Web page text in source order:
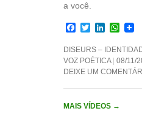
a você.
F
c
e
b
o
o
T
i
t
t
e
r
L
n
k
e
d
I
W
a
t
s
A
p
DISEURS –
VOZ POÉTICA
08/11/
DEIXE UM
MAIS VÍDEOS →